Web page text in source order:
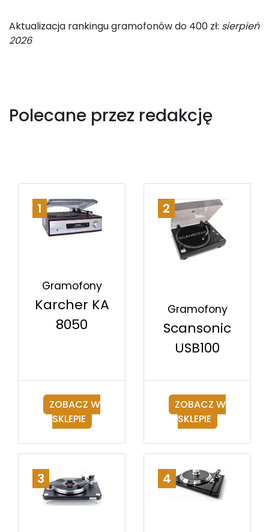
Aktualizacja rankingu gramofonów do 400 zł: sierpień
2026
Polecane przez redakcję
1
Gramofony
Karcher KA
8050
ZOBACZ W
SKLEPIE
2
Gramofony
Scansonic
USB100
ZOBACZ W
SKLEPIE
3 4